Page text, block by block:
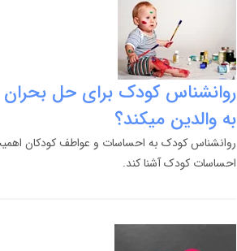
روانشناس کودک برای حل بحران
به والدین میکند؟
روانشناس کودک به احساسات و عواطف کودکان
احساسات کودک آشنا کند.